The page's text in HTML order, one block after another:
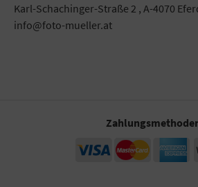
Karl-Schachinger-Straße 2 , A-4070
info@foto-mueller.at